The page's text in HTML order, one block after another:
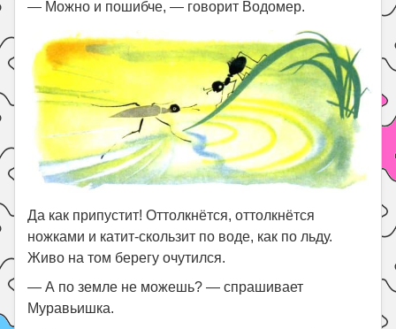
— Можно и пошибче, — говорит Водомер.
Да как припустит! Оттолкнётся, оттолкнётся
ножками и катит-скользит по воде, как по льду.
Живо на том берегу очутился.
— А по земле не можешь? — спрашивает
Муравьишка.